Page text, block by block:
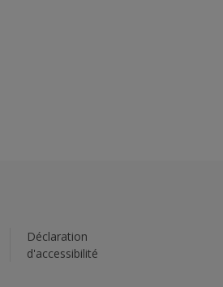
Déclaration
d'accessibilité